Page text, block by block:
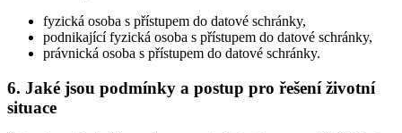
fyzická osoba s přístupem do datové schránky,
podnikající fyzická osoba s přístupem do datové schránky,
právnická osoba s přístupem do datové schránky.
6. Jaké jsou podmínky a postup pro řešení životní
situace